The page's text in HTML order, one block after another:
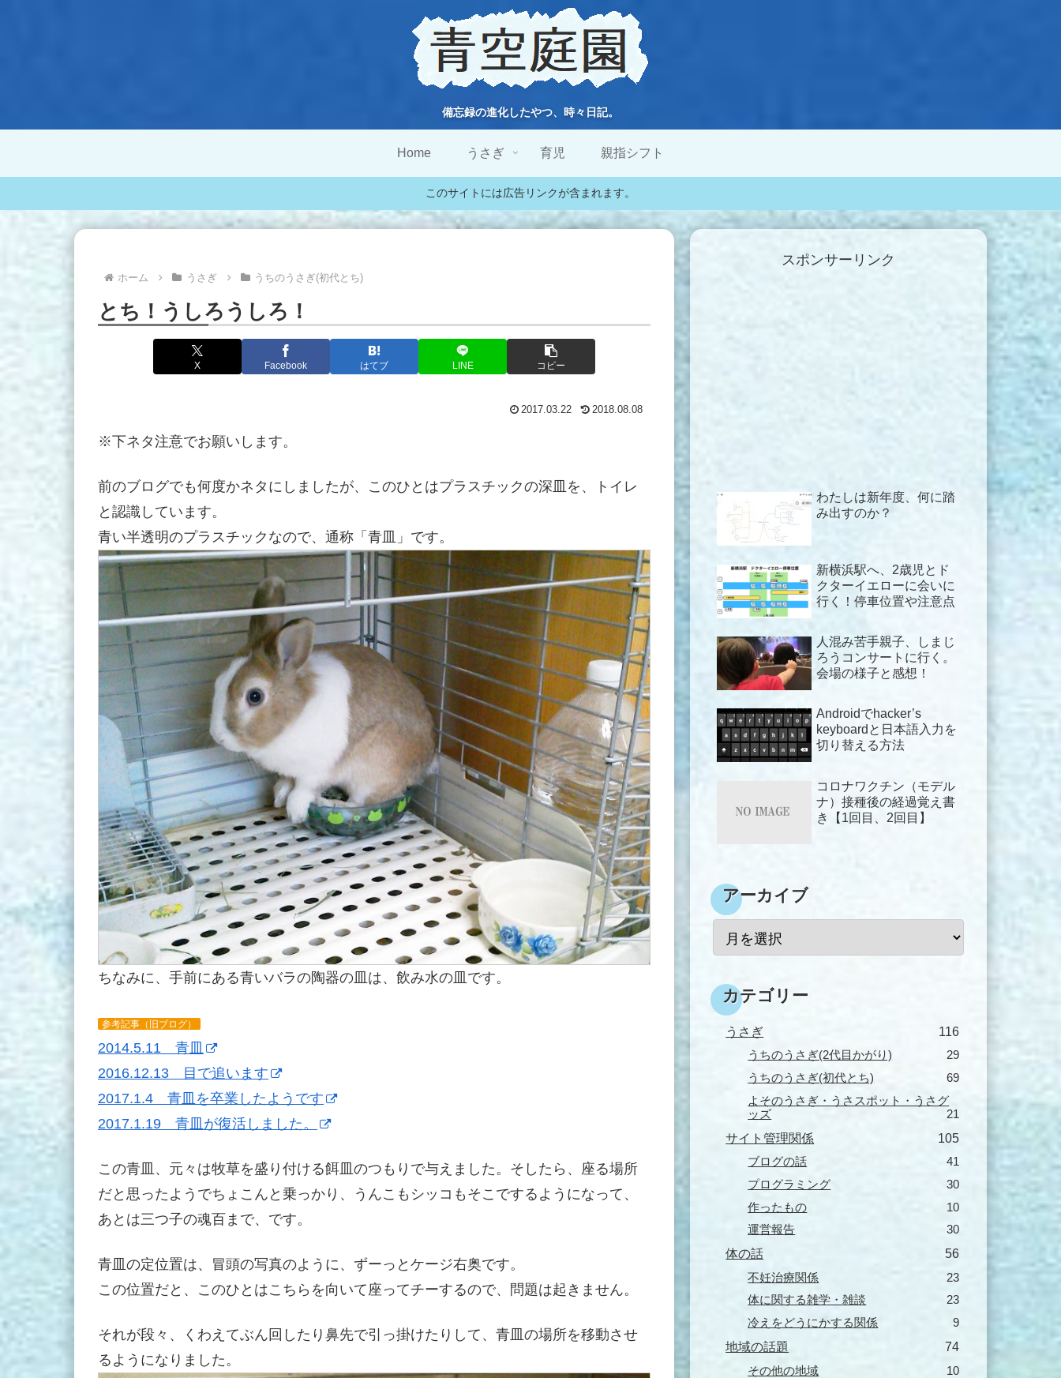
備忘録の進化したやつ、時々日記。
Home うさぎ 育児 親指シフト
このサイトには広告リンクが含まれます。
ホーム うさぎ うちのうさぎ(初代とち)
とち！うしろうしろ！
X Facebook はてブ LINE コピー
2017.03.22 2018.08.08
※下ネタ注意でお願いします。
前のブログでも何度かネタにしましたが、このひとはプラスチックの深皿を、トイレ
と認識しています。
青い半透明のプラスチックなので、通称「青皿」です。
ちなみに、手前にある青いバラの陶器の皿は、飲み水の皿です。
参考記事（旧ブログ）
2014.5.11 青皿
2016.12.13 目で追います
2017.1.4 青皿を卒業したようです
2017.1.19 青皿が復活しました。
この青皿、元々は牧草を盛り付ける餌皿のつもりで与えました。そしたら、座る場所
だと思ったようでちょこんと乗っかり、うんこもシッコもそこでするようになって、
あとは三つ子の魂百まで、です。
青皿の定位置は、冒頭の写真のように、ずーっとケージ右奥です。
この位置だと、このひとはこちらを向いて座ってチーするので、問題は起きません。
それが段々、くわえてぶん回したり鼻先で引っ掛けたりして、青皿の場所を移動させ
るようになりました。
スポンサーリンク
わたしは新年度、何に踏
み出すのか？
新横浜駅へ、2歳児とド
クターイエローに会いに
行く！停車位置や注意点
人混み苦手親子、しまじ
ろうコンサートに行く。
会場の様子と感想！
Androidでhacker’s
keyboardと日本語入力を
切り替える方法
コロナワクチン（モデル
ナ）接種後の経過覚え書
き【1回目、2回目】
アーカイブ
カテゴリー
うさぎ 116
うちのうさぎ(2代目かがり)
29
うちのうさぎ(初代とち)
69
よそのうさぎ・うさスポット・うさグ
ッズ
21
サイト管理関係 105
ブログの話
41
プログラミング
30
作ったもの
10
運営報告
30
体の話 56
不妊治療関係
23
体に関する雑学・雑談
23
冷えをどうにかする関係
9
地域の話題 74
その他の地域
10